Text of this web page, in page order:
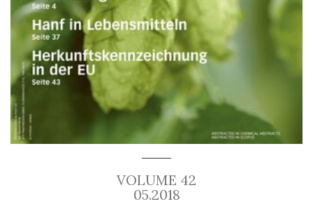
VOLUME 42
05.2018